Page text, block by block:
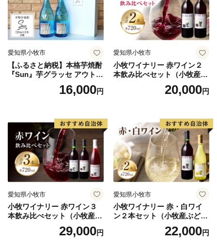
現するため、「基本計画」及び「個別計画」を策定して
います。
また、市政運営における最高規範として「三鷹市自治
ています。基本構想で描く都市の将来像を実現していく
ため、制度・仕組みを定めたものが自治基本条例で、基
車の両輪のような関係になっています。
「三鷹市の財政」
三鷹市では、低成長時代における緊縮財政を想定し、
行財政改革を日常的な取り組みとして推進しています。
数量的な行政のスリム化のみならず、行政サービスの質
と市民満足度の向上をめざし、「選択と集中」による施
策の重点化などに努めた財政運営を行っています。
愛知県小牧市
【ふるさと納税】本格芋焼酎
『Sun』芋グラッセ アウトド
ア ソロキャンプ ベランピン
グ 巣ごもり 就労支援16,000円
愛知県小牧市
小牧ワイナリー 赤ワイン２
本飲み比べセット（小牧産ぶ
どう100％使用）20,000円
愛知県小牧市
小牧ワイナリー 赤ワイン３
本飲み比べセット（小牧産ぶ
どう100％使用）29,000円
愛知県小牧市
小牧ワイナリー 赤・白ワイ
ン２本セット（小牧産ぶどう
22,000円